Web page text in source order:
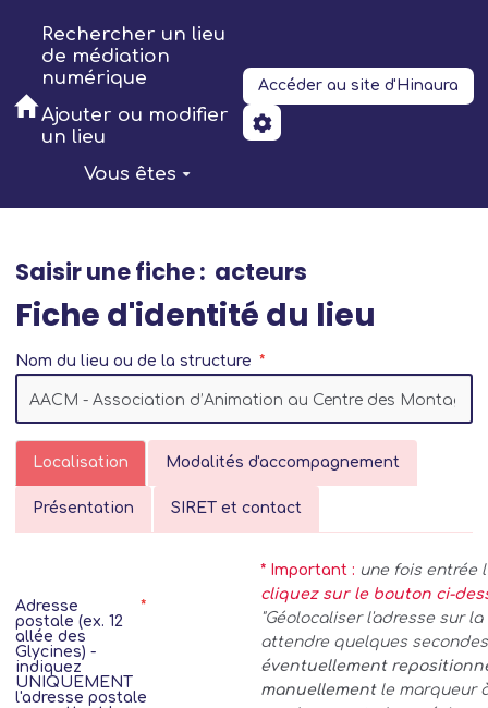
Aller au contenu principal
Rechercher un lieu
de médiation
numérique
Ajouter ou modifier
un lieu
Vous êtes
Accéder au site d'Hinaura
Saisir une fiche : acteurs
Fiche d'identité du lieu
Nom du lieu ou de la structure
Localisation Modalités d'accompagnement
Présentation SIRET et contact
Adresse
postale (ex. 12
allée des
Glycines) -
indiquez
UNIQUEMENT
l'adresse postale
* Important : une fois entrée
cliquez sur le bouton ci-
"Géolocaliser l'adresse sur la
attendre quelques
éventuellement
manuellementle marqueur